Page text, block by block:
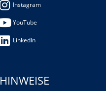
Instagram
YouTube
LinkedIn
HINWEISE